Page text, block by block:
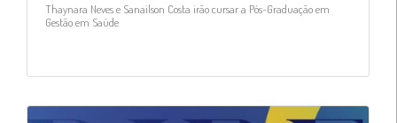
Thaynara Neves e Sanailson Costa irão cursar a Pós-Graduação em
Gestão em Saúde